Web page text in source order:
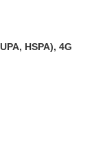
HSPA), 4G